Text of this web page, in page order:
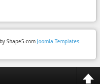
Shape5.com Joomla Templates